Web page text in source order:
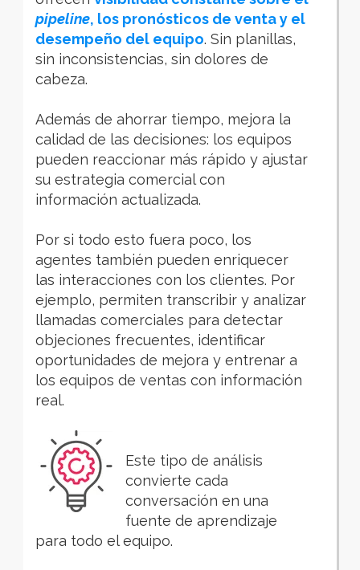
pipeline, los pronósticos de venta y el
desempeño del equipo. Sin planillas,
sin inconsistencias, sin dolores de
cabeza.
Además de ahorrar tiempo, mejora la
calidad de las decisiones: los equipos
pueden reaccionar más rápido y ajustar
su estrategia comercial con
información actualizada.
Por si todo esto fuera poco, los
agentes también pueden enriquecer
las interacciones con los clientes. Por
ejemplo, permiten transcribir y analizar
llamadas comerciales para detectar
objeciones frecuentes, identificar
oportunidades de mejora y entrenar a
los equipos de ventas con información
real.
Este tipo de análisis
convierte cada
conversación en una
fuente de aprendizaje
para todo el equipo.